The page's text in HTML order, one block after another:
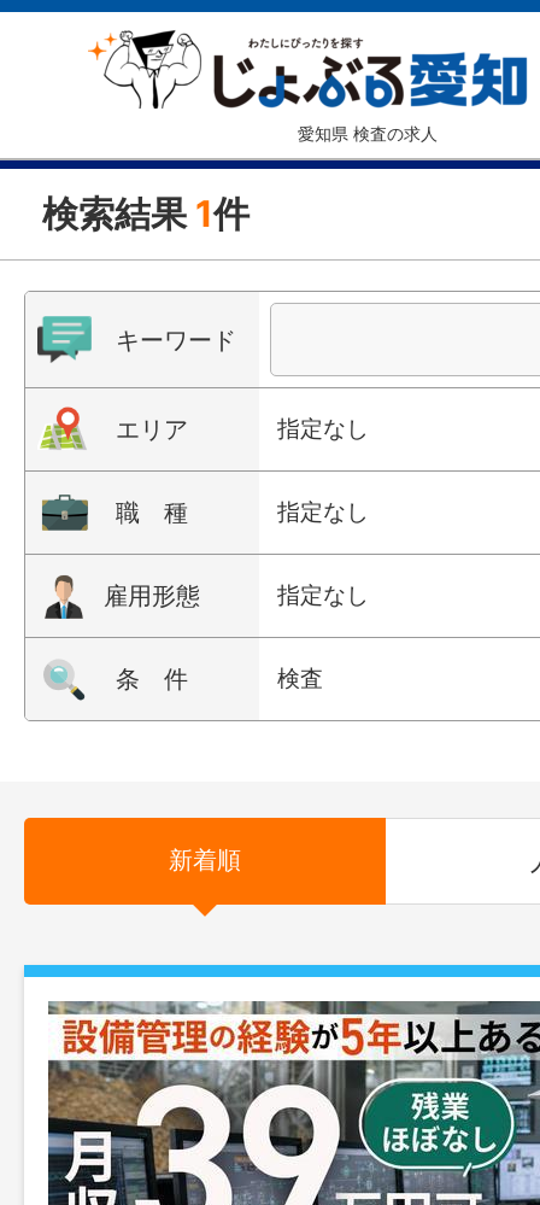
愛知県 検査の求人
検索結果 1件
キーワード
エリア 指定なし
職 種 指定なし
雇用形態 指定なし
条 件 検査
新着順